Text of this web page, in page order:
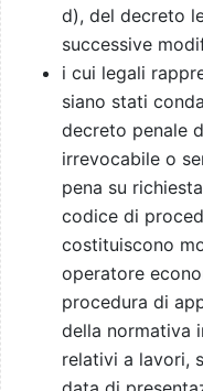
d), del decreto
successive
i cui legali
siano stati
decreto penale
irrevocabile o
pena su
codice di
costituiscono
operatore
procedura di
della normativa
relativi a lavori,